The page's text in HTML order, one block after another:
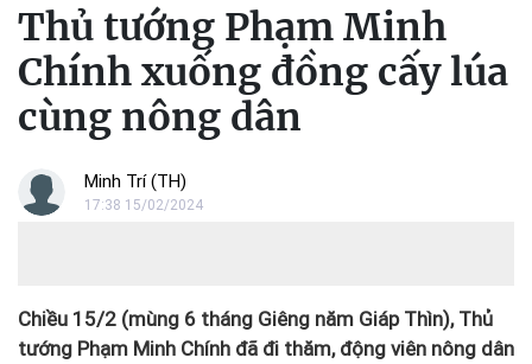
Thủ tướng Phạm Minh
Chính xuống đồng cấy lúa
cùng nông dân
Minh Trí (TH)
17:38 15/02/2024
Chiều 15/2 (mùng 6 tháng Giêng năm Giáp Thìn), Thủ
tướng Phạm Minh Chính đã đi thăm, động viên nông dân